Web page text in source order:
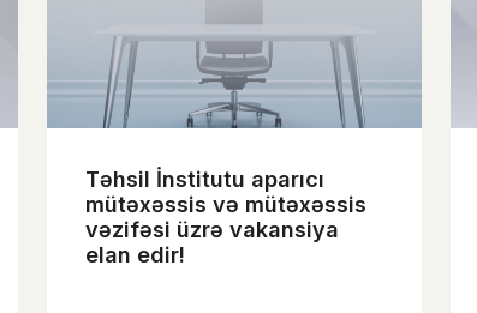
Təhsil İnstitutu aparıcı
mütəxəssis və mütəxəssis
vəzifəsi üzrə vakansiya
elan edir!